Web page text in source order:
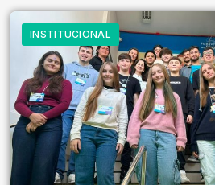
INSTITUCIONAL